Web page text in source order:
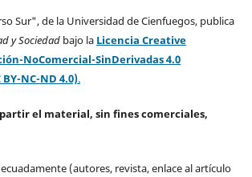
Sur", de la Universidad de Cienfuegos, publica
y Sociedad bajo la Licencia Creative
NoComercial-SinDerivadas 4.0
NC-ND 4.0).
el material, sin fines comerciales,
(autores, revista, enlace al artículo